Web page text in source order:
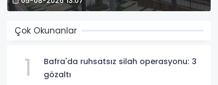
Çok Okunanlar
1
Bafra'da ruhsatsız silah operasyonu: 3
gözaltı